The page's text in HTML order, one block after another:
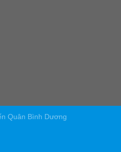
Quân Bình Dương